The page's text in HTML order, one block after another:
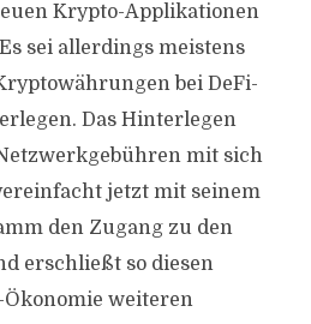
Krypto-Applikationen
sei allerdings meistens
bei DeFi-
Das Hinterlegen
mit sich
jetzt mit seinem
den Zugang zu den
erschließt so diesen
weiteren